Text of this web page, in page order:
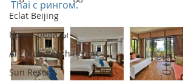
Eclat Beijing
Пресс-релизы
Al Zorah Beach Resort
Sun Resorts
Thai с рингом.